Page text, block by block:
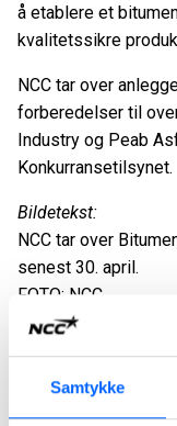
Samtykke
å etablere et
kvalitetssikre
NCC tar over
forberedelser til
Industry og Peab
Konkurransetilsynet.
Bildetekst:
NCC tar over
senest 30. april.
FOTO: NCC
For ytterligere
t. 92 02 50 88 e.